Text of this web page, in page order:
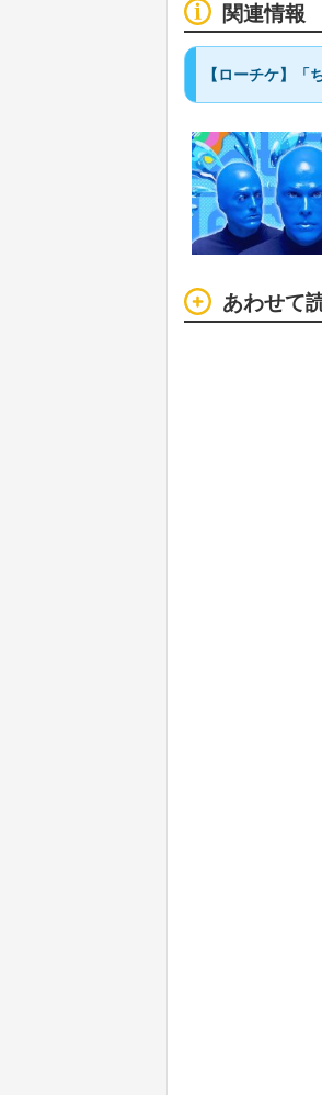
関連情報
【ローチケ】「
あわせて